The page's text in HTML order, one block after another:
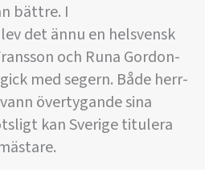
bättre. I
det ännu en helsvensk
och Runa Gordon-
med segern. Både herr-
övertygande sina
kan Sverige titulera